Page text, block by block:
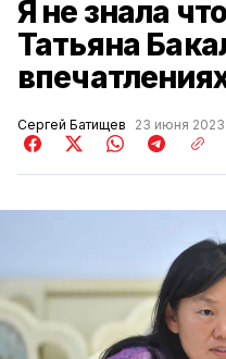
Я не знала
Татьяна
Сергей Батищев 23 июня 2023